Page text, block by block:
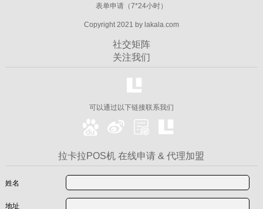
表单申请（7*24小时）
Copyright 2021 by lakala.com
社交矩阵
关注我们
可以通过以下链接联系我们
拉卡拉POS机 在线申请 & 代理加盟
姓名
地址